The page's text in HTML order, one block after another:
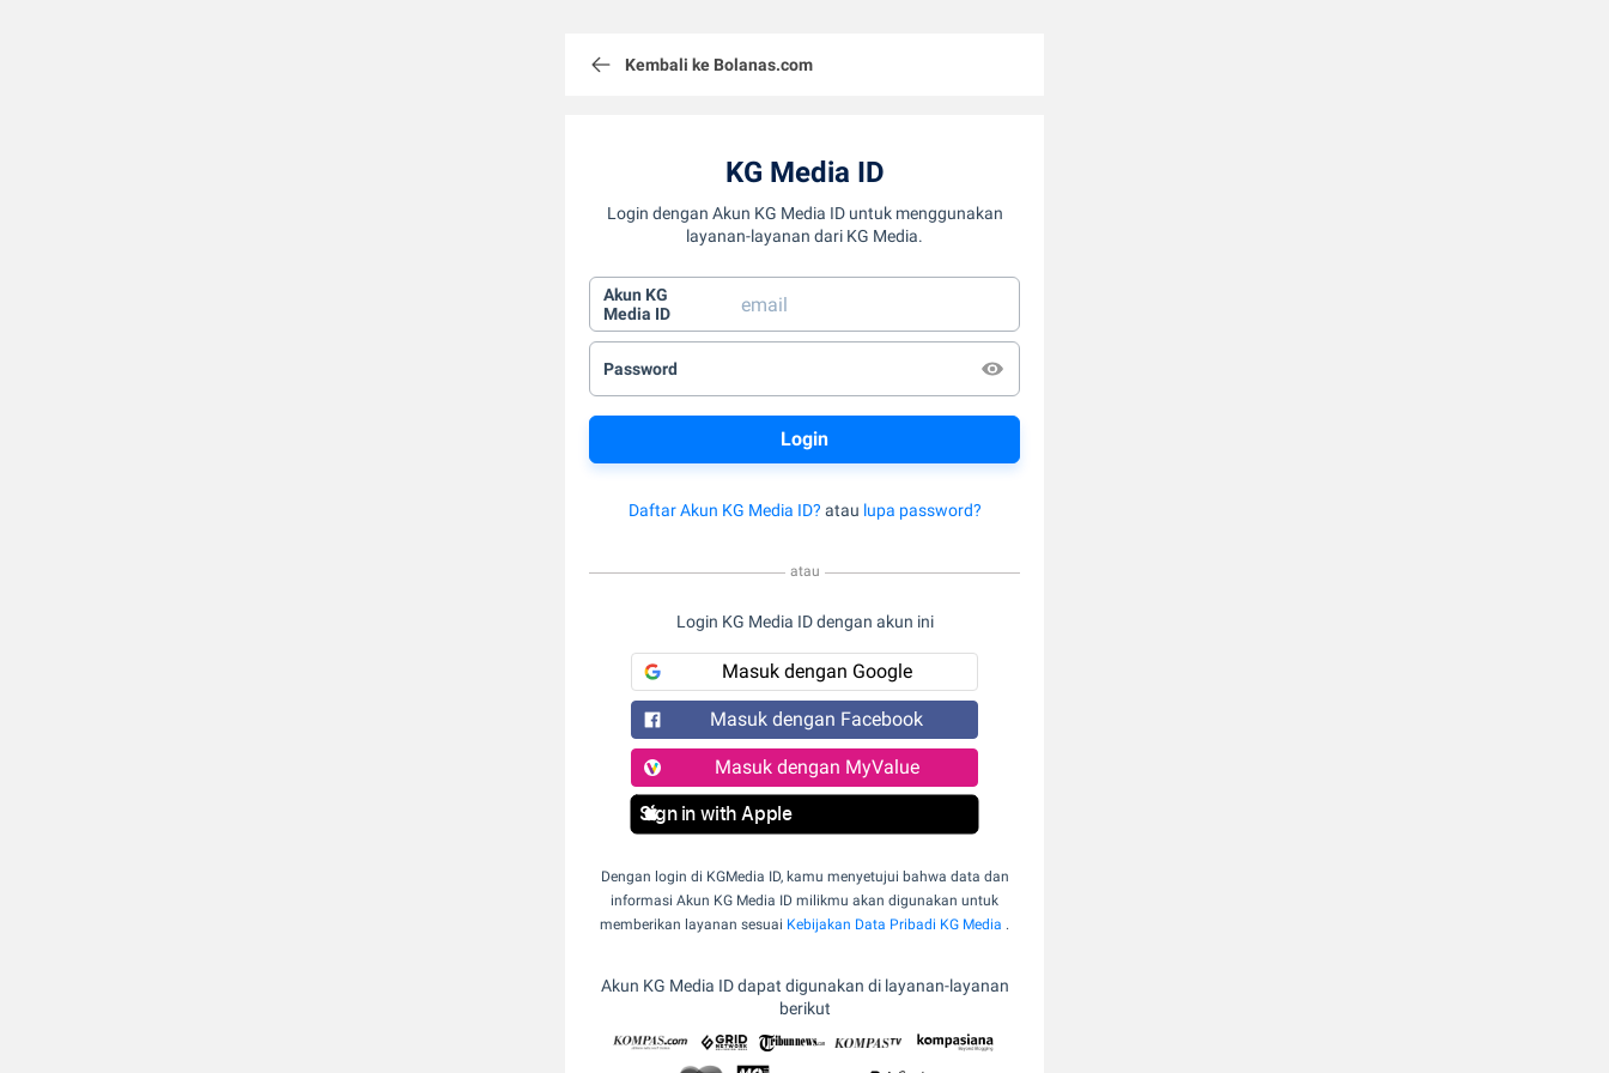
Kembali ke Bolanas.com
KG Media ID
Login dengan Akun KG Media ID untuk menggunakan
layanan-layanan dari KG Media.
Akun KG
Media ID
Password
Daftar Akun KG Media ID? atau lupa password?
atau
Login KG Media ID dengan akun ini
Masuk dengan Google
Masuk dengan Facebook
Masuk dengan MyValue
Sign in with Apple
Dengan login di KGMedia ID, kamu menyetujui bahwa data dan
informasi Akun KG Media ID milikmu akan digunakan untuk
memberikan layanan sesuai Kebijakan Data Pribadi KG Media .
Akun KG Media ID dapat digunakan di layanan-layanan
berikut